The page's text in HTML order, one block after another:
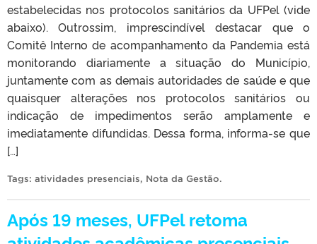
estabelecidas nos protocolos sanitários da UFPel (vide
abaixo). Outrossim, imprescindível destacar que o
Comitê Interno de acompanhamento da Pandemia está
monitorando diariamente a situação do Município,
juntamente com as demais autoridades de saúde e que
quaisquer alterações nos protocolos sanitários ou
indicação de impedimentos serão amplamente e
imediatamente difundidas. Dessa forma, informa-se que
[…]
Tags: atividades presenciais, Nota da Gestão.
Após 19 meses, UFPel retoma